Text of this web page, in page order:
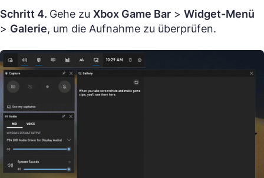
Schritt 4. Gehe zu Xbox Game Bar > Widget-Menü
> Galerie, um die Aufnahme zu überprüfen.